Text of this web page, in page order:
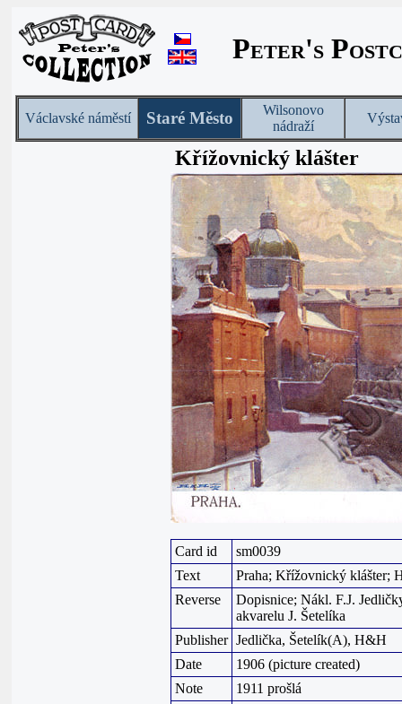
Peter's
Václavské náměstí Staré Město
Wilsonovo
nádraží
Křížovnický klášter
Card id
sm0039
Text
Praha; Křížovnický klášter;
Reverse
Dopisnice; Nákl. F.J.
akvarelu J. Šetelíka
Publisher Jedlička, Šetelík(A), H&H
Date
1906 (picture created)
Note
1911 prošlá